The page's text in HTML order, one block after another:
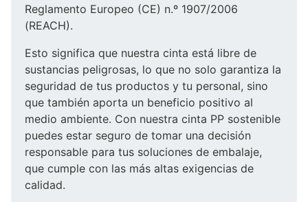
Reglamento Europeo (CE) n.º 1907/2006
(REACH).
Esto significa que nuestra cinta está libre de
sustancias peligrosas, lo que no solo garantiza la
seguridad de tus productos y tu personal, sino
que también aporta un beneficio positivo al
medio ambiente. Con nuestra cinta PP sostenible
puedes estar seguro de tomar una decisión
responsable para tus soluciones de embalaje,
que cumple con las más altas exigencias de
calidad.